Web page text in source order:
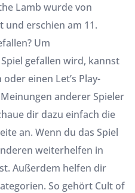
Lamb wurde von
und erschien am 11.
Um
gefallen wird, kannst
einen Let’s Play-
anderer Spieler
dir dazu einfach die
an. Wenn du das Spiel
weiterhelfen in
Außerdem helfen dir
So gehört Cult of